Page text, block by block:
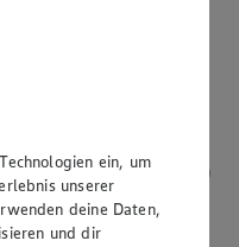
ein, um
unserer
deine Daten,
und dir